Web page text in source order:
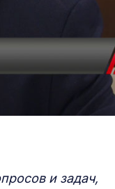
и задач,